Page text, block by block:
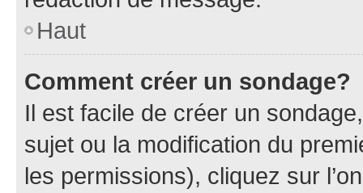
Haut
Comment créer un sondage?
Il est facile de créer un
sujet ou la modification du
les permissions), cliquez sur